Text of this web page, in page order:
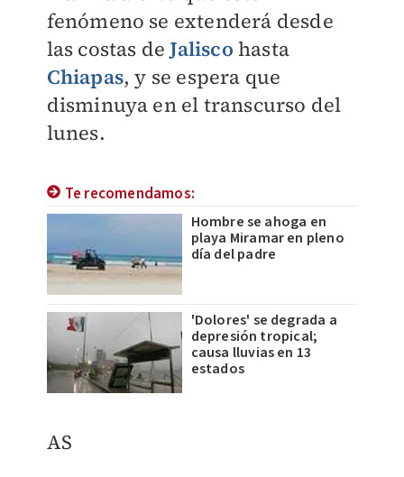
fenómeno se extenderá desde
las costas deJalisco hasta
Chiapas, y se espera que
disminuya en el transcurso del
lunes.
Te recomendamos:
Hombre se ahoga en
playa Miramar en pleno
día del padre
'Dolores' se degrada a
depresión tropical;
causa lluvias en 13
estados
AS